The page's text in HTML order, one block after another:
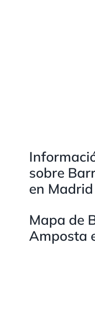
sobre
en Madrid
Mapa de
Amposta